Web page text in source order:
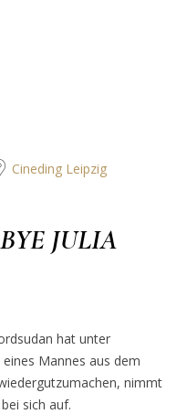
Cineding Leipzig
JULIA
hat unter
Mannes aus dem
nimmt
sich auf.